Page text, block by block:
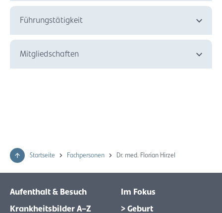
Führungstätigkeit
Mitgliedschaften
Startseite Fachpersonen Dr. med. Florian Hirzel
Aufenthalt & Besuch
Krankheitsbilder A–Z
Im Fokus
> Geburt